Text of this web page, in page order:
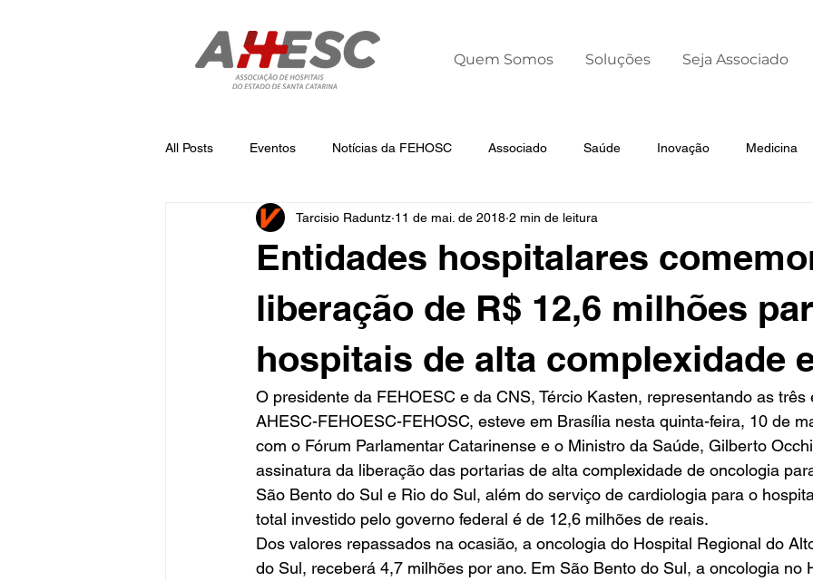
Quem Somos Soluções Seja Associado
All Posts Eventos Notícias da FEHOSC Associado Saúde Inovação Medicina
Notícias da AHESC Liderança Dia Mundial da Prematuridade
Entidades hospitalares
liberação de R$ 12,6 milhões
hospitais de alta complexidade
Tarcisio Raduntz 11 de mai. de 2018 2 min de leitura
O presidente da FEHOESC e da CNS, Tércio Kasten, representando as três
AHESC-FEHOESC-FEHOSC, esteve em Brasília nesta quinta-feira, 10 de
com o Fórum Parlamentar Catarinense e o Ministro da Saúde, Gilberto
assinatura da liberação das portarias de alta complexidade de oncologia
São Bento do Sul e Rio do Sul, além do serviço de cardiologia para o
total investido pelo governo federal é de 12,6 milhões de reais.
Dos valores repassados na ocasião, a oncologia do Hospital Regional do
do Sul, receberá 4,7 milhões por ano. Em São Bento do Sul, a oncologia no